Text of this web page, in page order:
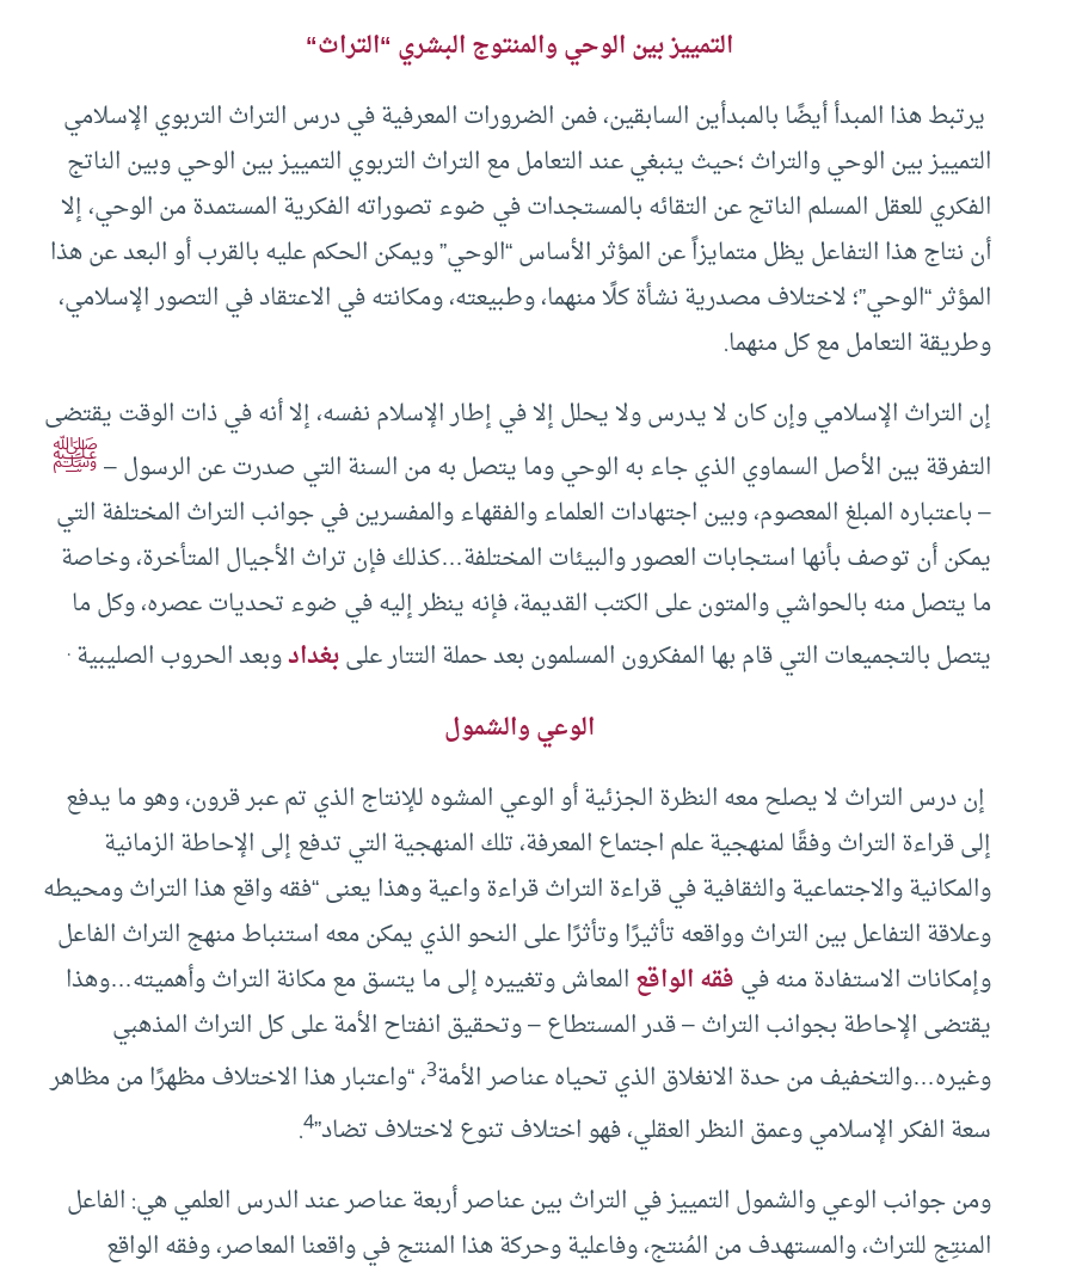
التمييز بين الوحي والمنتوج البشري “التراث“
يرتبط هذا المبدأ أيضًا بالمبدأين السابقين، فمن الضرورات المعرفية في درس التراث التربوي الإسلامي
التمييز بين الوحي والتراث ؛حيث ينبغي عند التعامل مع التراث التربوي التمييز بين الوحي وبين الناتج
الفكري للعقل المسلم الناتج عن التقائه بالمستجدات في ضوء تصوراته الفكرية المستمدة من الوحي، إلا
أن نتاج هذا التفاعل يظل متمايزاً عن المؤثر الأساس “الوحي” ويمكن الحكم عليه بالقرب أو البعد عن هذا
المؤثر “الوحي”؛ لاختلاف مصدرية نشأة كلًا منهما، وطبيعته، ومكانته في الاعتقاد في التصور الإسلامي،
وطريقة التعامل مع كل منهما.
إن التراث الإسلامي وإن كان لا يدرس ولا يحلل إلا في إطار الإسلام نفسه، إلا أنه في ذات الوقت يقتضى
التفرقة بين الأصل السماوي الذي جاء به الوحي وما يتصل به من السنة التي صدرت عن الرسول –ﷺ
– باعتباره المبلغ المعصوم، وبين اجتهادات العلماء والفقهاء والمفسرين في جوانب التراث المختلفة التي
يمكن أن توصف بأنها استجابات العصور والبيئات المختلفة…كذلك فإن تراث الأجيال المتأخرة، وخاصة
ما يتصل منه بالحواشي والمتون على الكتب القديمة، فإنه ينظر إليه في ضوء تحديات عصره، وكل ما
يتصل بالتجميعات التي قام بها المفكرون المسلمون بعد حملة التتار علىبغدادوبعد الحروب الصليبية .
الوعي والشمول
إن درس التراث لا يصلح معه النظرة الجزئية أو الوعي المشوه للإنتاج الذي تم عبر قرون، وهو ما يدفع
إلى قراءة التراث وفقًا لمنهجية علم اجتماع المعرفة، تلك المنهجية التي تدفع إلى الإحاطة الزمانية
والمكانية والاجتماعية والثقافية في قراءة التراث قراءة واعية وهذا يعنى “فقه واقع هذا التراث ومحيطه
وعلاقة التفاعل بين التراث وواقعه تأثيرًا وتأثرًا على النحو الذي يمكن معه استنباط منهج التراث الفاعل
وإمكانات الاستفادة منه فيفقه الواقعالمعاش وتغييره إلى ما يتسق مع مكانة التراث وأهميته…وهذا
يقتضى الإحاطة بجوانب التراث – قدر المستطاع – وتحقيق انفتاح الأمة على كل التراث المذهبي
وغيره…والتخفيف من حدة الانغلاق الذي تحياه عناصر الأمة3، “واعتبار هذا الاختلاف مظهرًا من مظاهر
سعة الفكر الإسلامي وعمق النظر العقلي، فهو اختلاف تنوع لاختلاف تضاد”4
.
ومن جوانب الوعي والشمول التمييز في التراث بين عناصر أربعة عناصر عند الدرس العلمي هي: الفاعل
المنتِج للتراث، والمستهدف من المُنتج، وفاعلية وحركة هذا المنتج في واقعنا المعاصر، وفقه الواقع